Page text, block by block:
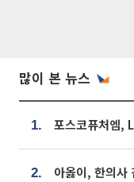
많이 본 뉴스
1.
2.